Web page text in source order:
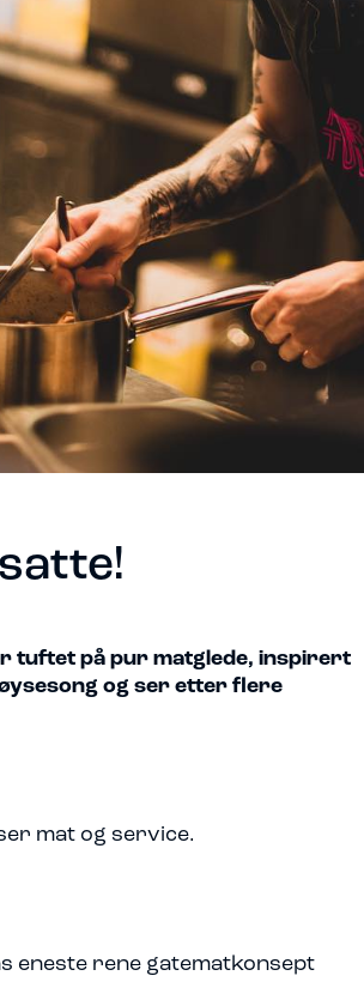
tuftet på pur matglede, inspirert
og ser etter flere
mat og service.
eneste rene gatematkonsept